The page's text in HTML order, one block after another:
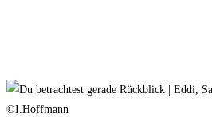
©I.Hoffmann